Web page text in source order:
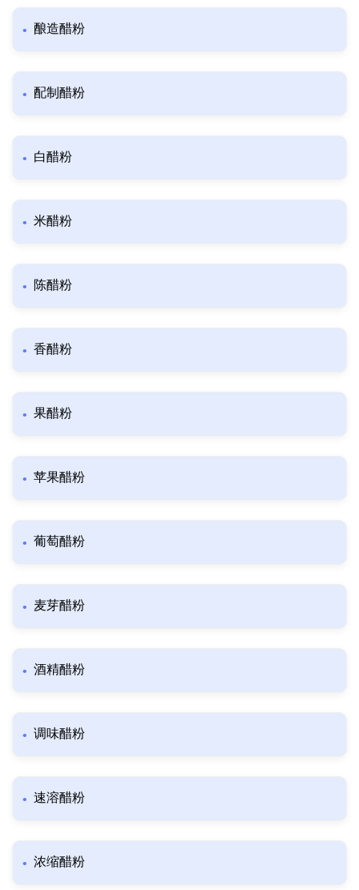
酿造醋粉
配制醋粉
白醋粉
米醋粉
陈醋粉
香醋粉
果醋粉
苹果醋粉
葡萄醋粉
麦芽醋粉
酒精醋粉
调味醋粉
速溶醋粉
浓缩醋粉